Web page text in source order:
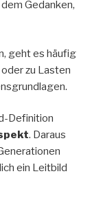
Gedanken,
geht es häufig
zu Lasten
Definition
. Daraus
ein Leitbild